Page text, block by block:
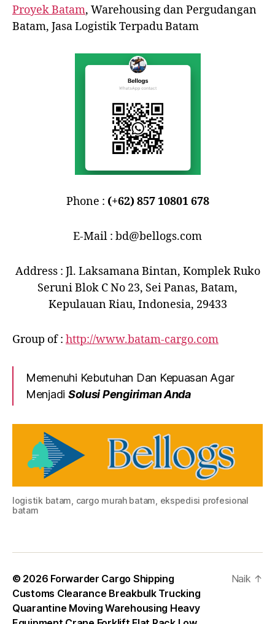
Proyek Batam, Warehousing dan Pergudangan
Batam, Jasa Logistik Terpadu Batam
Phone : (+62) 857 10801 678
E-Mail : bd@bellogs.com
Address : Jl. Laksamana Bintan, Komplek Ruko
Seruni Blok C No 23, Sei Panas, Batam,
Kepulauan Riau, Indonesia, 29433
Group of : http://www.batam-cargo.com
Memenuhi Kebutuhan Dan Kepuasan Agar
Menjadi Solusi Pengiriman Anda
logistik batam, cargo murah batam, ekspedisi profesional
batam
© 2026 Forwarder Cargo Shipping
Customs Clearance Breakbulk Trucking
Quarantine Moving Warehousing Heavy
Naik ↑